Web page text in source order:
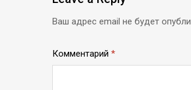
Ваш адрес email не будет
Комментарий *